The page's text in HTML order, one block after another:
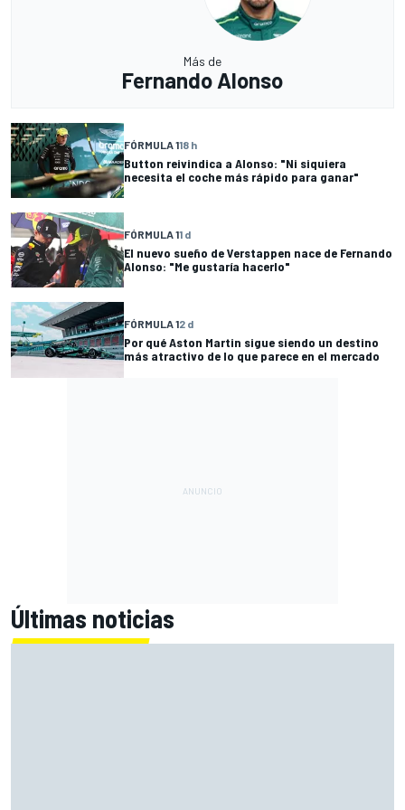
Más de
Fernando Alonso
FÓRMULA 118 h
Button reivindica a Alonso: "Ni siquiera
necesita el coche más rápido para ganar"
FÓRMULA 11 d
El nuevo sueño de Verstappen nace de Fernando
Alonso: "Me gustaría hacerlo"
FÓRMULA 12 d
Por qué Aston Martin sigue siendo un destino
más atractivo de lo que parece en el mercado
Últimas noticias